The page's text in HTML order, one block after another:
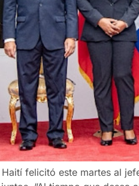
felicitó este martes al